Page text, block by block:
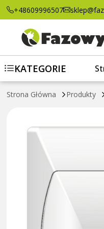
+48609996507
KATEGORIE
Strona Główna Produkty
Łącznik